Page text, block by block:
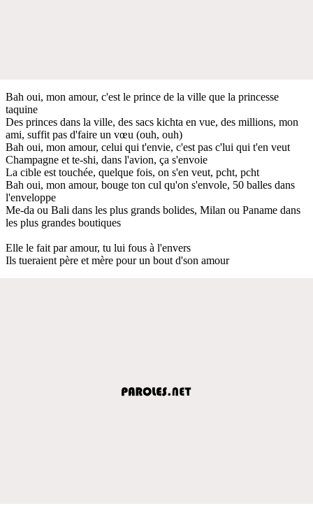
Bah oui, mon amour, c'est le prince de la ville que la princesse
taquine
Des princes dans la ville, des sacs kichta en vue, des millions, mon
ami, suffit pas d'faire un vœu (ouh, ouh)
Bah oui, mon amour, celui qui t'envie, c'est pas c'lui qui t'en veut
Champagne et te-shi, dans l'avion, ça s'envoie
La cible est touchée, quelque fois, on s'en veut, pcht, pcht
Bah oui, mon amour, bouge ton cul qu'on s'envole, 50 balles dans
l'enveloppe
Me-da ou Bali dans les plus grands bolides, Milan ou Paname dans
les plus grandes boutiques
Elle le fait par amour, tu lui fous à l'envers
Ils tueraient père et mère pour un bout d'son amour